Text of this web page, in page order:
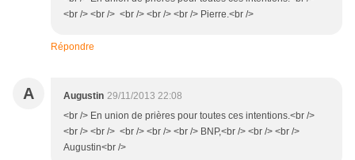
<br /> <br /> <br /> <br /> <br /> Pierre.<br />
Répondre
A Augustin 29/11/2013 22:08
<br /> En union de prières pour toutes ces intentions.<br />
<br /> <br /> <br /> <br /> <br /> BNP,<br /> <br /> <br />
Augustin<br />